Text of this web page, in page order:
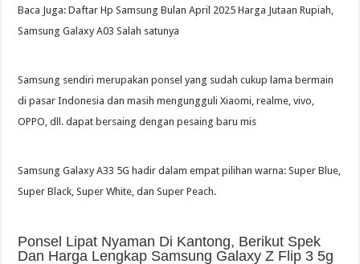
Baca Juga: Daftar Hp Samsung Bulan April 2025 Harga Jutaan Rupiah,
Samsung Galaxy A03 Salah satunya
Samsung sendiri merupakan ponsel yang sudah cukup lama bermain
di pasar Indonesia dan masih mengungguli Xiaomi, realme, vivo,
OPPO, dll. dapat bersaing dengan pesaing baru mis
Samsung Galaxy A33 5G hadir dalam empat pilihan warna: Super Blue,
Super Black, Super White, dan Super Peach.
Ponsel Lipat Nyaman Di Kantong, Berikut Spek
Dan Harga Lengkap Samsung Galaxy Z Flip 3 5g